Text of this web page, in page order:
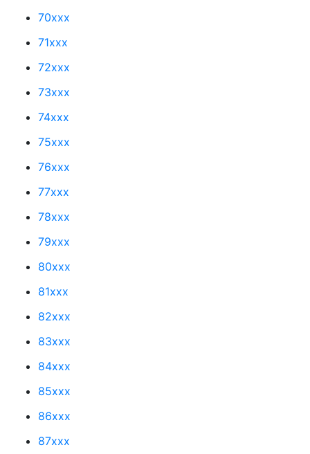
70xxx
71xxx
72xxx
73xxx
74xxx
75xxx
76xxx
77xxx
78xxx
79xxx
80xxx
81xxx
82xxx
83xxx
84xxx
85xxx
86xxx
87xxx